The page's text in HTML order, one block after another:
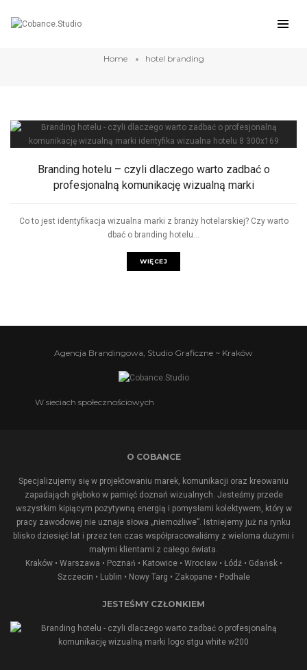
Home hotel branding
Branding hotelu – czyli dlaczego warto zadbać o
profesjonalną komunikację wizualną marki
Co to jest identyfikacja wizualna marki z branży hotelarskiej? Czy warto
dbać o branding hotelu...
WIĘCEJ
Agencja Brandingowa, Studio Graficzne ~ Kraków
W sieciach społecznościowych
O COBANCE
Specjalizujemy się w projektowaniu marek, komunikacji oraz kreowaniu
zapadająch głęboko w pamięć doznań wizualnych. Jesteśmy przede
wszystkim kipiącym pozytywną energią i pomysłami kolektywem, który w
pracy zawodowej nie uznaje słowa „niemożliwe”. Istniejemy już na rynku
blisko dziesięć lat i przez ten czas współpracowaliśmy z wieloma dużymi i
małymi klientami z całego świata.
Kraków • Warszawa • Poznań • Katowice • Wrocław • Łódź • Gdańsk •
Szczecin • Lublin • Nowy Targ • Zakopane• Podhale
JESTEŚMY CZŁONKIEM